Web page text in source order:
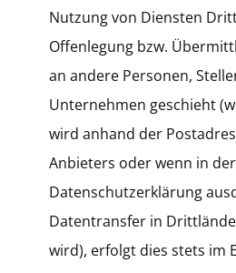
Nutzung von Diensten
Offenlegung bzw.
an andere Personen,
Unternehmen geschieht
wird anhand der
Anbieters oder wenn in der
Datenschutzerklärung
Datentransfer in
wird), erfolgt dies stets im